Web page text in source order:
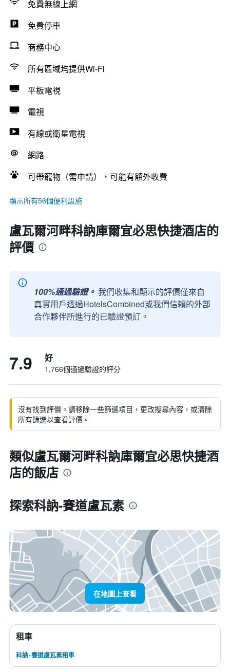
免費無線上網
免費停車
商務中心
所有區域均提供Wi-Fi
平板電視
電視
有線或衛星電視
網路
可帶寵物（需申請），可能有額外收費
顯示所有56個便利設施
盧瓦爾河畔科訥庫爾宜必思快捷酒店的
評價
100%通過驗證。 我們收集和顯示的評價僅來自
真實用戶透過HotelsCombined或我們信賴的外部
合作夥伴所進行的已驗證預訂。
7.9 好
1,766個通過驗證的評分
沒有找到評價。請移除一些篩選項目，更改搜尋內容，或清除
所有篩選以查看評價。
類似盧瓦爾河畔科訥庫爾宜必思快捷酒
店的飯店
探索科訥-賽道盧瓦素
在地圖上查看
租車
科訥-賽道盧瓦素租車